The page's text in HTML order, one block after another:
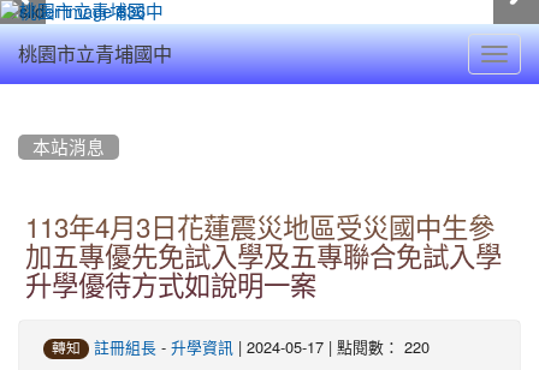
桃園市立青埔國中
本站消息
113年4月3日花蓮震災地區受災國中生參
加五專優先免試入學及五專聯合免試入學
升學優待方式如說明一案
轉知 註冊組長 - 升學資訊 | 2024-05-17 | 點閱數： 220